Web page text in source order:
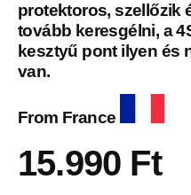
protektoros, szellőzik
tovább keresgélni, a
kesztyű pont ilyen és
van.
From France
15.990 Ft